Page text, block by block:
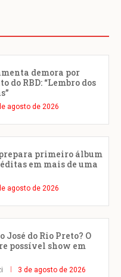
demora por
do RBD: “Lembro dos
agosto de 2026
primeiro álbum
em mais de uma
agosto de 2026
José do Rio Preto? O
possível show em
3 de agosto de 2026